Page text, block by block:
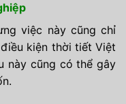
việc này cũng chỉ
kiện thời tiết Việt
này cũng có thể gây